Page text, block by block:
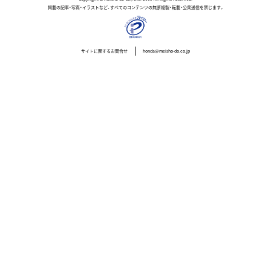
掲載の記事・写真・イラストなど、すべてのコンテンツの無断複製・転載・公衆送信を禁じます。
サイトに関するお問合せ honda@meisho-do.co.jp